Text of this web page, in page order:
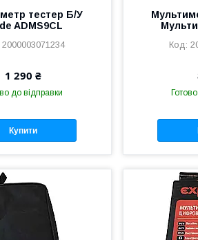
тестер Б/У
ADMS9CL
2000003071234
1 290 ₴
до відправки
Купити